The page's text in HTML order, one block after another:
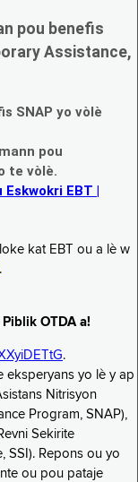
pou benefis
Assistance,
SNAP yo vòlè
pou
te vòlè.
EBT |
kat EBT ou a lè w
.
OTDA a!
.
eksperyans yo lè y ap
Nitrisyon
Program, SNAP),
Sekirite
SSI). Repons ou yo
ou pou pataje